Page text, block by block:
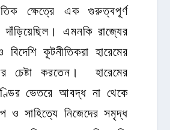
ক্ষেত্রে এক গুরুত্বপূর্ণ
দাঁড়িয়েছিল। এমনকি রাজ্যের
বিদেশি কূটনীতিকরা হারেমের
চেষ্টা করতেন। হারেমের
ভেতরে আবদ্ধ না থেকে
ও সাহিত্যে নিজেদের সমৃদ্ধ